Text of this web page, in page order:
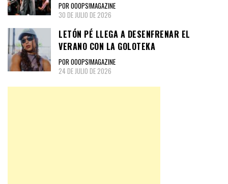
POR OOOPS!MAGAZINE
30 DE JULIO DE 2026
LETÓN PÉ LLEGA A DESENFRENAR EL
VERANO CON LA GOLOTEKA
POR OOOPS!MAGAZINE
24 DE JULIO DE 2026